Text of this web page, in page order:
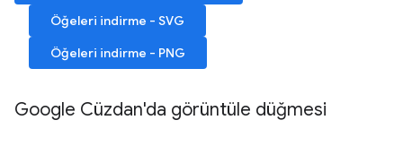
Öğeleri indirme - SVG
Öğeleri indirme - PNG
Google Cüzdan'da görüntüle düğmesi